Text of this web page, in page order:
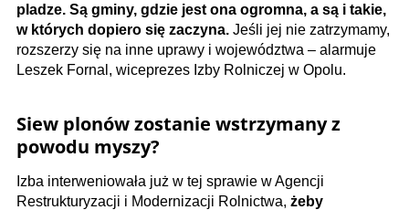
pladze. Są gminy, gdzie jest ona ogromna, a są i takie,
w których dopiero się zaczyna. Jeśli jej nie zatrzymamy,
rozszerzy się na inne uprawy i województwa – alarmuje
Leszek Fornal, wiceprezes Izby Rolniczej w Opolu.
Siew plonów zostanie wstrzymany z
powodu myszy?
Izba interweniowała już w tej sprawie w Agencji
Restrukturyzacji i Modernizacji Rolnictwa, żeby